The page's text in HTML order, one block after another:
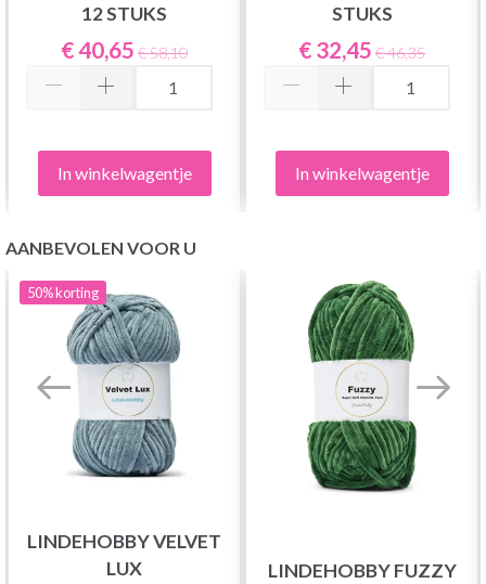
12 STUKS
€ 40,65 € 58,10
In winkelwagentje
STUKS
€ 32,45 € 46,35
In winkelwagentje
AANBEVOLEN VOOR U
50%korting
LINDEHOBBY VELVET
LUX
LINDEHOBBY FUZZY